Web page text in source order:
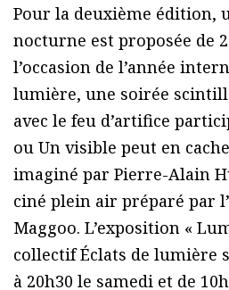
Pour la deuxième édition,
nocturne est proposée de
l’occasion de l’année
lumière, une soirée
avec le feu d’artifice
ou Un visible peut en
imaginé par Pierre-Alain
ciné plein air préparé par
Maggoo. L’exposition «
collectif Éclats de lumière
à 20h30 le samedi et de